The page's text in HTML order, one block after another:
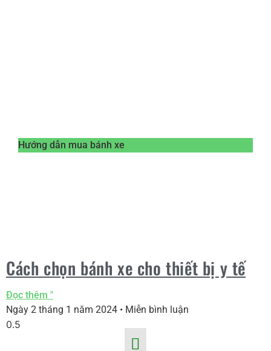
Hướng dẫn mua bánh xe
Cách chọn bánh xe cho thiết bị y tế
Đọc thêm "
Ngày 2 tháng 1 năm 2024
Miễn bình luận